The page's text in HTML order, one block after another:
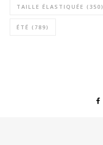
TAILLE ÉLASTIQUÉE (350)
ÉTÉ (789)